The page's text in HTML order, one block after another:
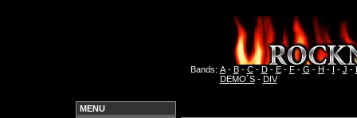
Bands: A- B- C- D- E- F- G - H - I - J -
DEMO´S- DIV
MENU